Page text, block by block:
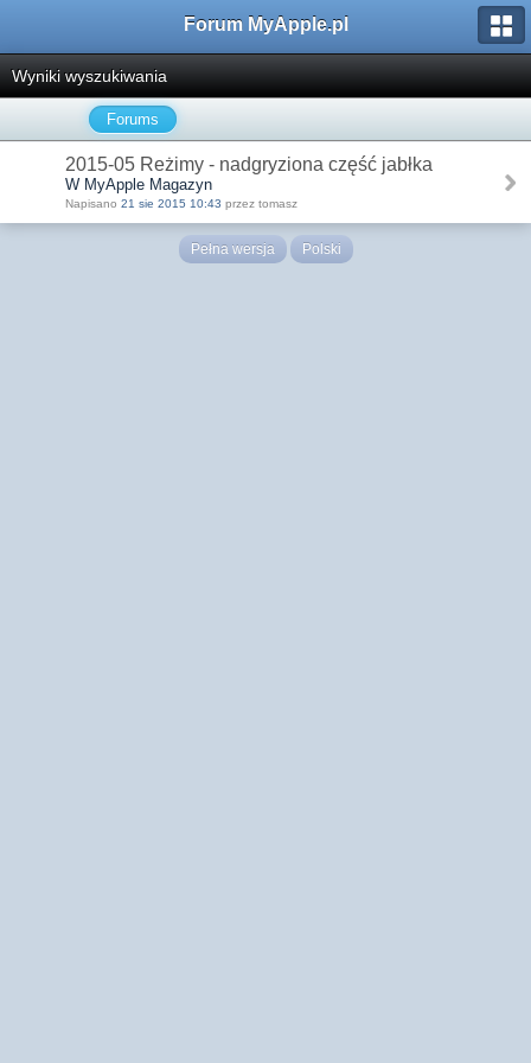
Forum MyApple.pl
Wyniki wyszukiwania
Forums
2015-05 Reżimy - nadgryziona część jabłka
W MyApple Magazyn
Napisano 21 sie 2015 10:43 przez tomasz
Pełna wersja Polski